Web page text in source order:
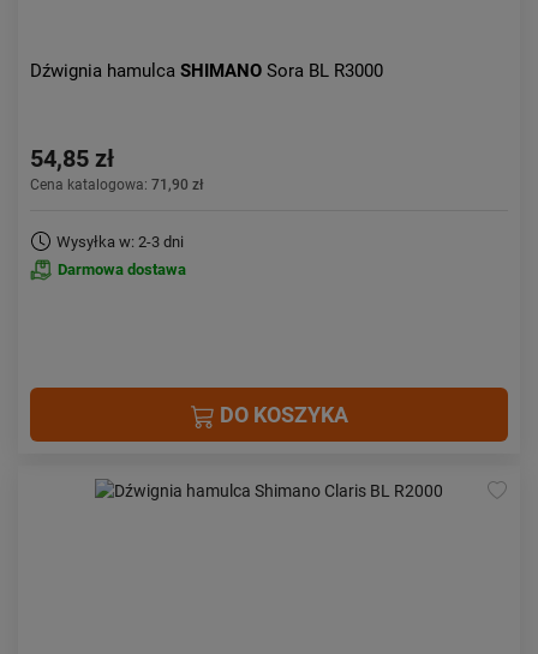
Dźwignia hamulca SHIMANO Sora BL R3000
54,85 zł
Cena katalogowa: 71,90 zł
Wysyłka w: 2-3 dni
Darmowa dostawa
DO KOSZYKA